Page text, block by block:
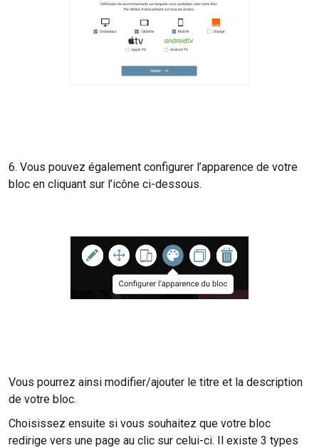
6. Vous pouvez également configurer l’apparence de votre
bloc en cliquant sur l’icône ci-dessous.
Vous pourrez ainsi modifier/ajouter le titre et la description
de votre bloc.
Choisissez ensuite si vous souhaitez que votre bloc
redirige vers une page au clic sur celui-ci. Il existe 3 types